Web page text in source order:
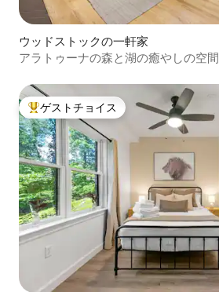
ウッドストックの一軒家
アラトゥーナの森と湖の癒やしの空間
大好評のゲストチョイスです。
ゲストチョイス